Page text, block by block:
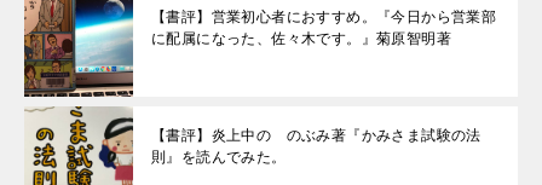
【書評】営業初心者におすすめ。『今日から営業部
に配属になった、佐々木です。』菊原智明著
【書評】炎上中の のぶみ著『かみさま試験の法
則』を読んでみた。